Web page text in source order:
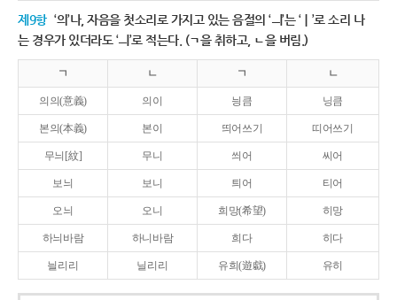
제9항 ‘의’나, 자음을 첫소리로 가지고 있는 음절의 ‘ㅢ’는 ‘ㅣ’로 소리 나
는 경우가 있더라도 ‘ㅢ’로 적는다. (ㄱ을 취하고, ㄴ을 버림.)
ㄱ ㄴ ㄱ ㄴ
의의(意義) 의이 닁큼 닝큼
본의(本義) 본이 띄어쓰기 띠어쓰기
무늬[紋] 무니 씌어 씨어
보늬 보니 틔어 티어
오늬 오니 희망(希望) 히망
하늬바람 하니바람 희다 히다
늴리리 닐리리 유희(遊戱) 유히